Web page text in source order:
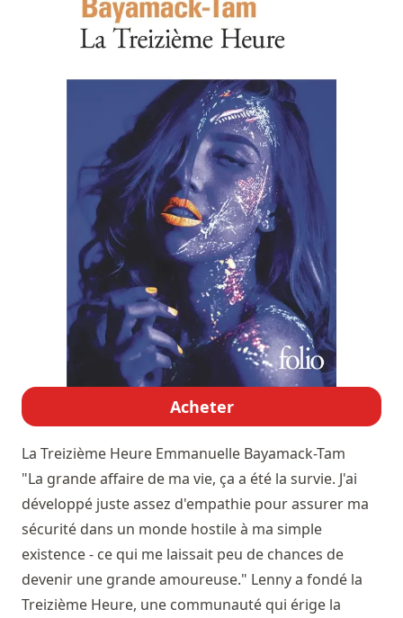
Acheter
La Treizième Heure Emmanuelle Bayamack-Tam
"La grande affaire de ma vie, ça a été la survie. J'ai
développé juste assez d'empathie pour assurer ma
sécurité dans un monde hostile à ma simple
existence - ce qui me laissait peu de chances de
devenir une grande amoureuse." Lenny a fondé la
Treizième Heure, une communauté qui érige la